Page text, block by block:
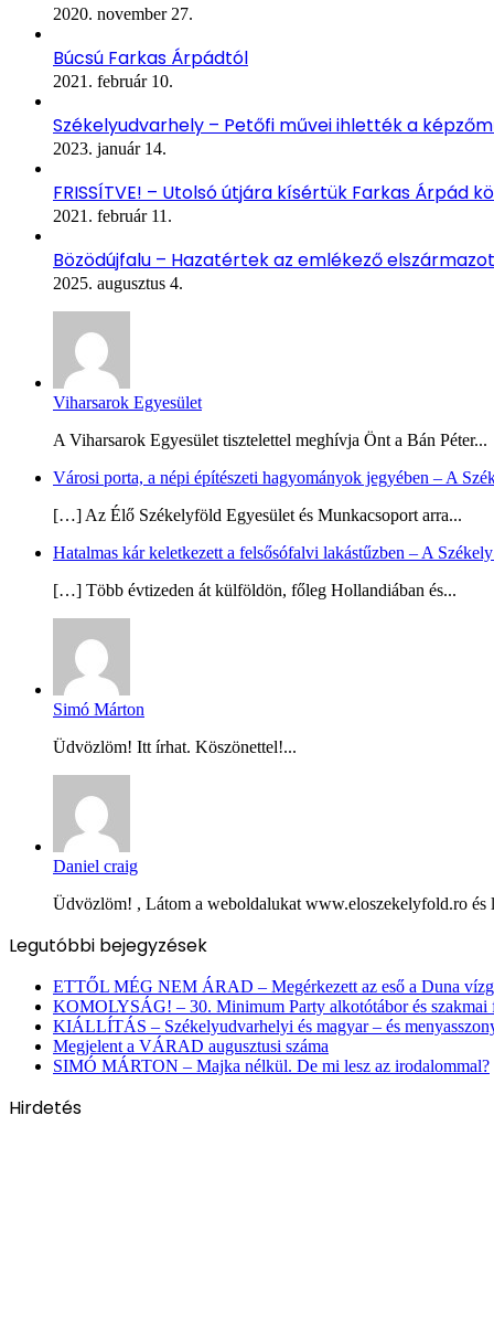
2020. november 27.
Búcsú Farkas Árpádtól
2021. február 10.
Székelyudvarhely – Petőfi művei ihlették a
2023. január 14.
FRISSÍTVE! – Utolsó útjára kísértük Farkas Árpád
2021. február 11.
Bözödújfalu – Hazatértek az emlékező
2025. augusztus 4.
Viharsarok Egyesület
A Viharsarok Egyesület tisztelettel meghívja Önt a Bán Péter...
Városi porta, a népi építészeti hagyományok jegyében – A
[…] Az Élő Székelyföld Egyesület és Munkacsoport arra...
Hatalmas kár keletkezett a felsősófalvi lakástűzben – A
[…] Több évtizeden át külföldön, főleg Hollandiában és...
Simó Márton
Üdvözlöm! Itt írhat. Köszönettel!...
Daniel craig
Üdvözlöm! , Látom a weboldalukat www.eloszekelyfold.ro és
Legutóbbi bejegyzések
ETTŐL MÉG NEM ÁRAD – Megérkezett az eső a Duna
KOMOLYSÁG! – 30. Minimum Party alkotótábor és szakmai
KIÁLLÍTÁS – Székelyudvarhelyi és magyar – és
Megjelent a VÁRAD augusztusi száma
SIMÓ MÁRTON – Majka nélkül. De mi lesz az irodalommal?
Hirdetés